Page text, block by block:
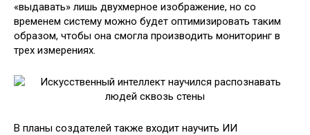
«выдавать» лишь двухмерное изображение, но со
временем систему можно будет оптимизировать таким
образом, чтобы она смогла производить мониторинг в
трех измерениях.
В планы создателей также входит научить ИИ